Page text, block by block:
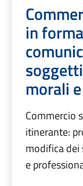
in
morali
Commercio
itinerante:
modifica
e